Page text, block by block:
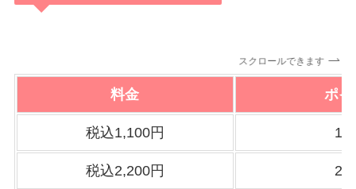
スクロールできます
料金 ポイ
税込1,100円
税込2,200円